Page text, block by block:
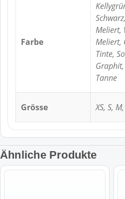
Farbe
Meliert,
Meliert,
Tinte,
Tanne
Grösse XS, S,
Ähnliche Produkte